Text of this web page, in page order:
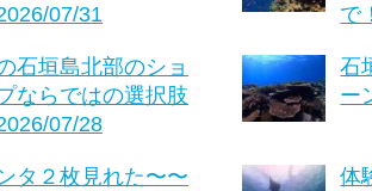
07/31 で
石垣島北部のショ
ならではの選択肢
07/28
石
ー
タ２枚見れた〜〜
体